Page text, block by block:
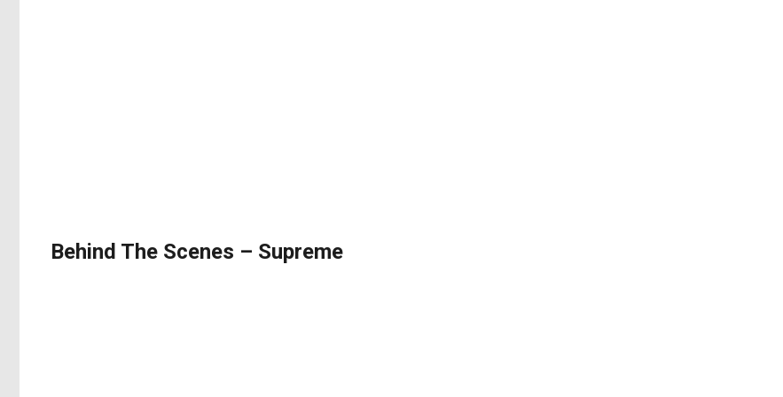
Behind The Scenes – Supreme